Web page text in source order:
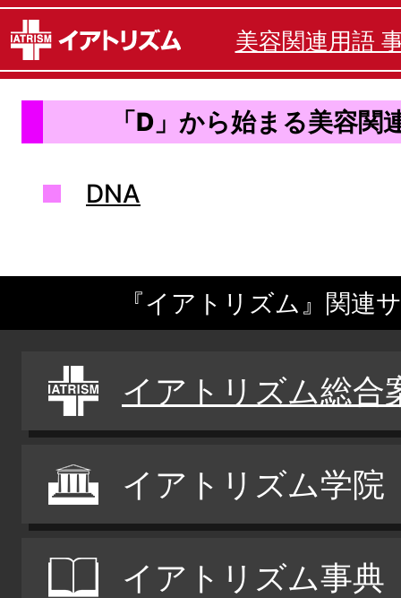
美容関連用語
「D」から始まる美容関
DNA
『イアトリズム』関連
イアトリズム総合
イアトリズム学院
イアトリズム事典